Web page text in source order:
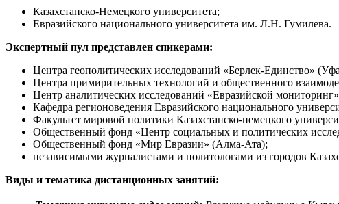
Казахстанско-Немецкого университета;
Евразийского национального университета им. Л.Н. Гумилева.
Экспертный пул представлен спикерами:
Центра геополитических исследований «Берлек-Единство»
Центра примирительных технологий и общественного
Центр аналитических исследований «Евразийской
Кафедра регионоведения Евразийского национального
Факультет мировой политики Казахстанско-немецкого
Общественный фонд «Центр социальных и политических
Общественный фонд «Мир Евразии» (Алма-Ата);
независимыми журналистами и политологами из городов
Виды и тематика дистанционных занятий: